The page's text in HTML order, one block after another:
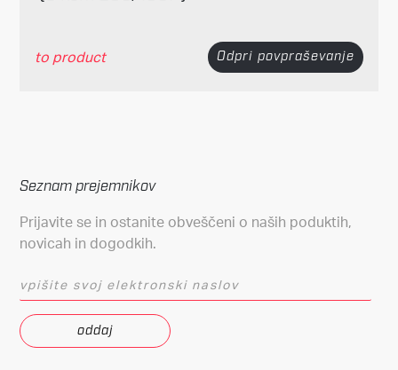
to product Odpri povpraševanje
Seznam prejemnikov
Prijavite se in ostanite obveščeni o naših poduktih,
novicah in dogodkih.
vpišite svoj elektronski naslov